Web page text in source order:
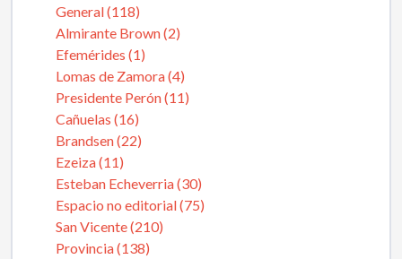
General (118)
Almirante Brown (2)
Efemérides (1)
Lomas de Zamora (4)
Presidente Perón (11)
Cañuelas (16)
Brandsen (22)
Ezeiza (11)
Esteban Echeverria (30)
Espacio no editorial (75)
San Vicente (210)
Provincia (138)